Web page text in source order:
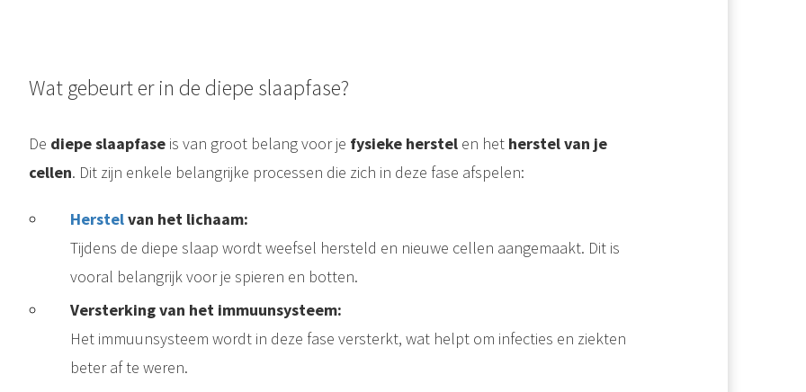
Wat gebeurt er in de diepe slaapfase?
De diepe slaapfaseis van groot belang voor je fysieke herstel en het herstel van je
cellen. Dit zijn enkele belangrijke processen die zich in deze fase afspelen:
Herstelvan het lichaam:
Tijdens de diepe slaap wordt weefsel hersteld en nieuwe cellen aangemaakt. Dit is
vooral belangrijk voor je spieren en botten.
Versterking van het immuunsysteem:
Het immuunsysteem wordt in deze fase versterkt, wat helpt om infecties en ziekten
beter af te weren.